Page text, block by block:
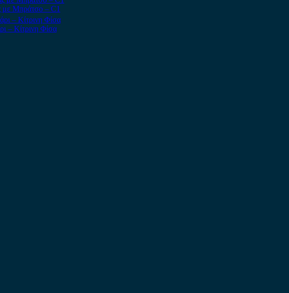
με Μπράτσο – C1
– Κίτρινη Φίσα